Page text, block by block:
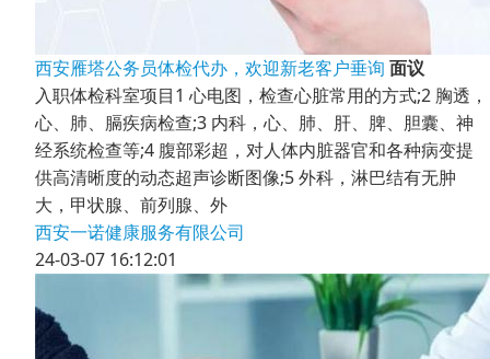
西安雁塔公务员体检代办，欢迎新老客户垂询 面议
入职体检科室项目1 心电图，检查心脏常用的方式;2 胸透，
心、肺、膈疾病检查;3 内科，心、肺、肝、脾、胆囊、神
经系统检查等;4 腹部彩超，对人体内脏器官和各种病变提
供高清晰度的动态超声诊断图像;5 外科，淋巴结有无肿
大，甲状腺、前列腺、外
西安一诺健康服务有限公司
24-03-07 16:12:01